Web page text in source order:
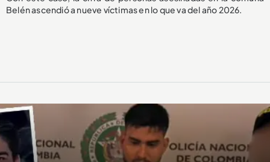
Belén ascendió a nueve víctimas en lo que va del año 2026.